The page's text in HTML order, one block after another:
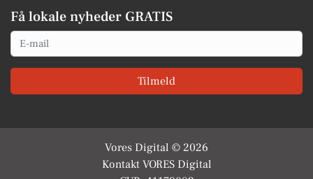
Få lokale nyheder GRATIS
Email
Tilmeld
Vores Digital © 2026
Kontakt VORES Digital